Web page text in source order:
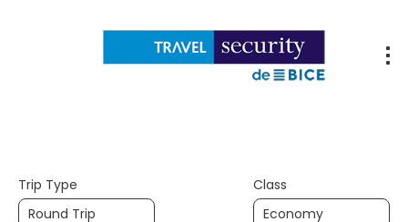
Trip Type Class